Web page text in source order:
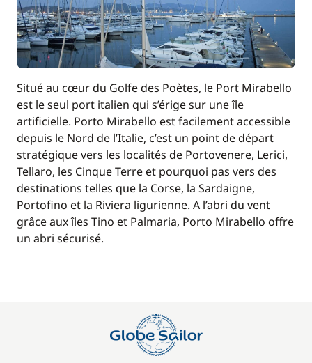
Situé au cœur du Golfe des Poètes, le Port Mirabello
est le seul port italien qui s’érige sur une île
artificielle. Porto Mirabello est facilement accessible
depuis le Nord de l’Italie, c’est un point de départ
stratégique vers les localités de Portovenere, Lerici,
Tellaro, les Cinque Terre et pourquoi pas vers des
destinations telles que la Corse, la Sardaigne,
Portofino et la Riviera ligurienne. A l’abri du vent
grâce aux îles Tino et Palmaria, Porto Mirabello offre
un abri sécurisé.